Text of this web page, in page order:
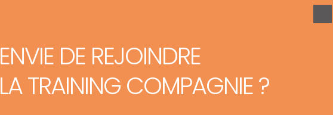
ENVIE DE REJOINDRE
LA TRAINING COMPAGNIE ?